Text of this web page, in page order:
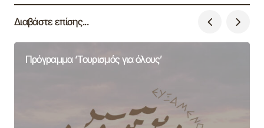
Διαβάστε επίσης...
Πρόγραμμα ‘Τουρισμός για όλους’